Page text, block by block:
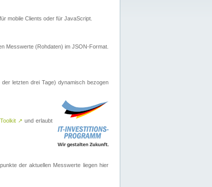
mobile Clients oder für JavaScript.
Messwerte (Rohdaten) im JSON-Format.
letzten drei Tage) dynamisch bezogen
↗ und erlaubt
der aktuellen Messwerte liegen hier